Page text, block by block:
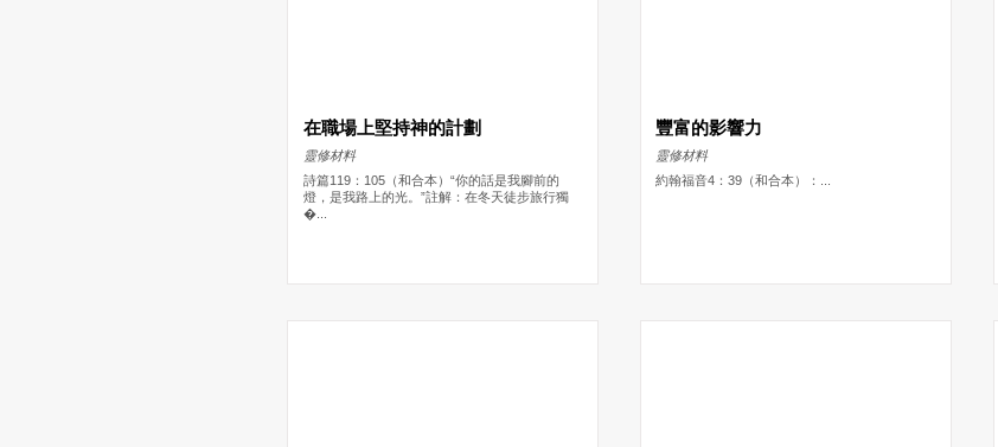
在職場上堅持神的計劃
靈修材料
詩篇119：105（和合本）“你的話是我腳前的
燈，是我路上的光。”註解：在冬天徒步旅行獨
�...
豐富的影響力
靈修材料
約翰福音4：39（和合本）：...